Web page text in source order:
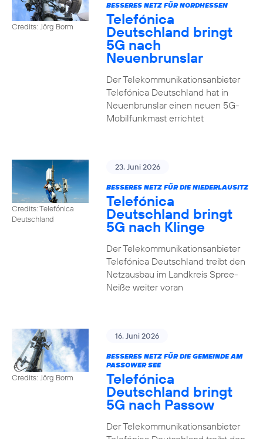
Credits: Jörg Borm
BESSERES NETZ FÜR NORDHESSEN
Telefónica
Deutschland bringt
5G nach
Neuenbrunslar
Der Telekommunikationsanbieter
Telefónica Deutschland hat in
Neuenbrunslar einen neuen 5G-
Mobilfunkmast errichtet
Credits: Telefónica
Deutschland
23. Juni 2026
BESSERES NETZ FÜR DIE NIEDERLAUSITZ
Telefónica
Deutschland bringt
5G nach Klinge
Der Telekommunikationsanbieter
Telefónica Deutschland treibt den
Netzausbau im Landkreis Spree-
Neiße weiter voran
Credits: Jörg Borm
16. Juni 2026
BESSERES NETZ FÜR DIE GEMEINDE AM
PASSOWER SEE
Telefónica
Deutschland bringt
5G nach Passow
Der Telekommunikationsanbieter